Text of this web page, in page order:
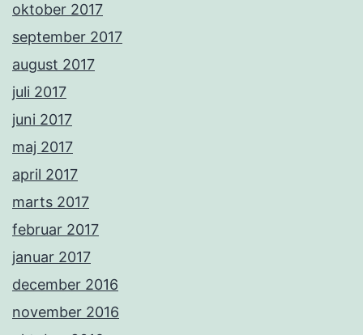
oktober 2017
september 2017
august 2017
juli 2017
juni 2017
maj 2017
april 2017
marts 2017
februar 2017
januar 2017
december 2016
november 2016